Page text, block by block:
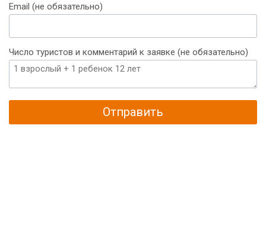
Email (не обязательно)
Число туристов и комментарий к заявке (не обязательно)
Отправить